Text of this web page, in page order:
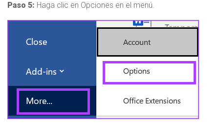
Paso 5: Haga clic en Opciones en el menú.